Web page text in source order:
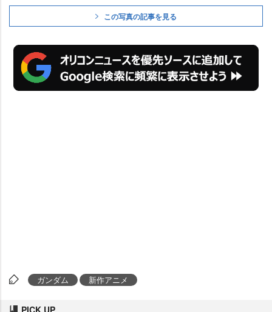
この写真の記事を見る
ガンダム 新作アニメ
PICK UP